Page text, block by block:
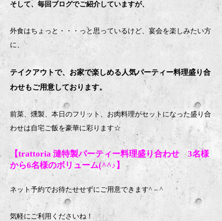
そして、毎回ブログでご紹介していますが、
外食はちょっと・・・っと思っているけど、宴会を楽しみたい方
に、
テイクアウトで、お家で楽しめる人気パーティー料理盛り合
わせもご用意しております。
前菜、燻製、本日のフリット、お肉料理がセットになった盛り合
わせは自宅ご飯を豪華に彩ります☆
【trattoria 漣特製パーティー料理盛り合わせ 3名様
から6名様のボリューム(^^♪】
ネット予約でお待たせせずにご用意できます^ – ^
気軽にご利用くださいね！